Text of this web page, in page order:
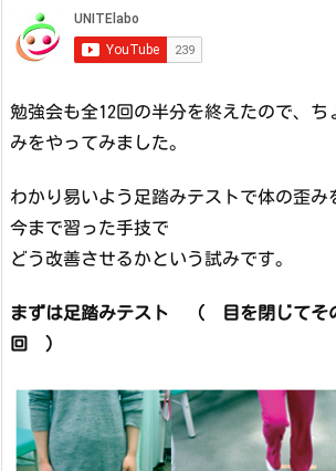
勉強会も全12回の半分を終えたので、ち
みをやってみました。
わかり易いよう足踏みテストで体の歪み
今まで習った手技で
どう改善させるかという試みです。
まずは足踏みテスト （ 目を閉じてそ
回 ）